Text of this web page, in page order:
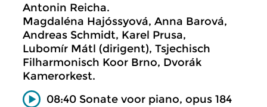
Antonin Reicha.
Magdaléna Hajóssyová, Anna Barová,
Andreas Schmidt, Karel Prusa,
Lubomír Mátl (dirigent), Tsjechisch
Filharmonisch Koor Brno, Dvorák
Kamerorkest.
08:40 Sonate voor piano, opus 184